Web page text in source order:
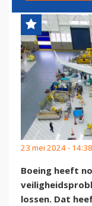
23 mei 2024 -
Boeing heeft
lossen. Dat